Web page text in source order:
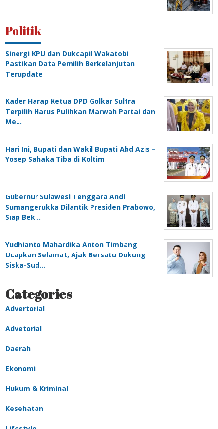
Politik
Sinergi KPU dan Dukcapil Wakatobi
Pastikan Data Pemilih Berkelanjutan
Terupdate
Kader Harap Ketua DPD Golkar Sultra
Terpilih Harus Pulihkan Marwah Partai dan
Me…
Hari Ini, Bupati dan Wakil Bupati Abd Azis –
Yosep Sahaka Tiba di Koltim
Gubernur Sulawesi Tenggara Andi
Sumangerukka Dilantik Presiden Prabowo,
Siap Bek…
Yudhianto Mahardika Anton Timbang
Ucapkan Selamat, Ajak Bersatu Dukung
Siska-Sud…
Categories
Advertorial
Advetorial
Daerah
Ekonomi
Hukum & Kriminal
Kesehatan